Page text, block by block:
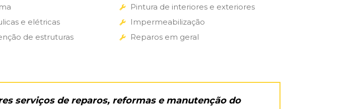
e elétricas
de estruturas
Pintura de interiores e exteriores
Impermeabilização
Reparos em geral
serviços de reparos, reformas e manutenção do